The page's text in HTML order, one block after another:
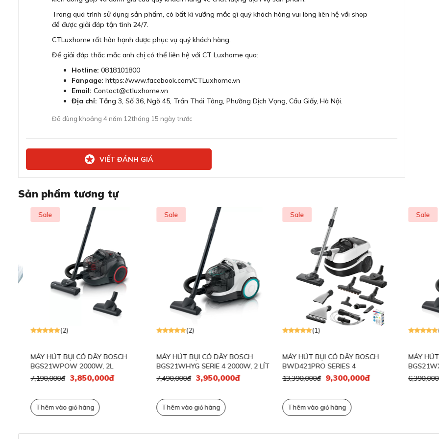
Trong quá trình sử dụng sản phẩm, có bất kì vướng mắc gì quý khách hàng vui lòng liên hệ với shop
để được giải đáp tận tình 24/7.
CTLuxhome rất hân hạnh được phục vụ quý khách hàng.
Để giải đáp thắc mắc anh chị có thể liên hệ với CT Luxhome qua:
Hotline: 0818101800
Fanpage: https://www.facebook.com/CTLuxhome.vn
Email: Contact@ctluxhome.vn
Địa chỉ: Tầng 3, Số 36, Ngõ 45, Trần Thái Tông, Phường Dịch Vọng, Cầu Giấy, Hà Nội.
Đã dùng khoảng 4 năm 12tháng 15 ngày trước
VIẾT ĐÁNH GIÁ
Sản phẩm tương tự
Sale
(2)
MÁY HÚT BỤI CÓ DÂY BOSCH
BGS21WPOW 2000W, 2L
7,190,000đ 3,850,000đ
Thêm vào giỏ hàng
Sale
(2)
MÁY HÚT BỤI CÓ DÂY BOSCH
BGS21WHYG SERIE 4 2000W, 2 LÍT
7,490,000đ 3,950,000đ
Thêm vào giỏ hàng
Sale
(1)
MÁY HÚT BỤI CÓ DÂY BOSCH
BWD421PRO SERIES 4
13,390,000đ 9,300,000đ
Thêm vào giỏ hàng
Sale
(2)
MÁY HÚT
2000W, 2 LÍT
6,390,000đ